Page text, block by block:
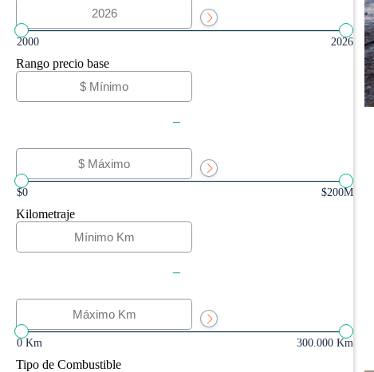
2000 2026
Rango precio base
-
$0 $200M
Kilometraje
-
0 Km 300.000 Km
Tipo de Combustible